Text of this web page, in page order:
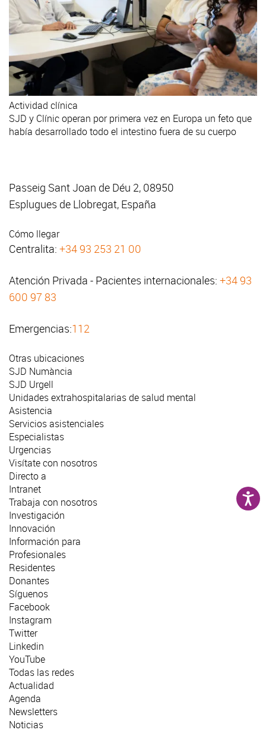
Actividad clínica
SJD y Clínic operan por primera vez en Europa un feto que
había desarrollado todo el intestino fuera de su cuerpo
Passeig Sant Joan de Déu 2, 08950
Esplugues de Llobregat, España
Cómo llegar
Centralita: +34 93 253 21 00
Atención Privada - Pacientes internacionales: +34 93
600 97 83
Emergencias:112
Otras ubicaciones
SJD Numància
SJD Urgell
Unidades extrahospitalarias de salud mental
Asistencia
Servicios asistenciales
Especialistas
Urgencias
Visítate con nosotros
Directo a
Intranet
Trabaja con nosotros
Investigación
Innovación
Información para
Profesionales
Residentes
Donantes
Síguenos
Facebook
Instagram
Twitter
Linkedin
YouTube
Todas las redes
Actualidad
Agenda
Newsletters
Noticias